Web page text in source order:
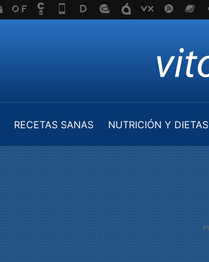
RECETAS SANAS NUTRICIÓN Y DIETAS